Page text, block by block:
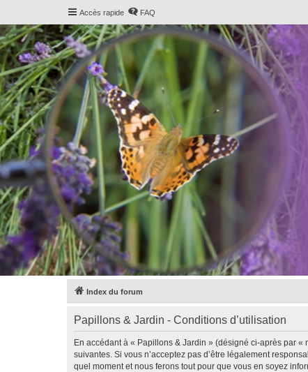
Accès rapide FAQ
Index du forum
Papillons & Jardin - Conditions d’utilisation
En accédant à « Papillons & Jardin » (désigné ci-après par
suivantes. Si vous n’acceptez pas d’être légalement
quel moment et nous ferons tout pour que vous en soyez